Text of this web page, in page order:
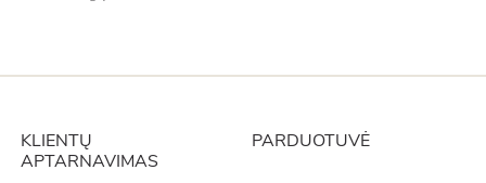
KLIENTŲ
APTARNAVIMAS
PARDUOTUVĖ